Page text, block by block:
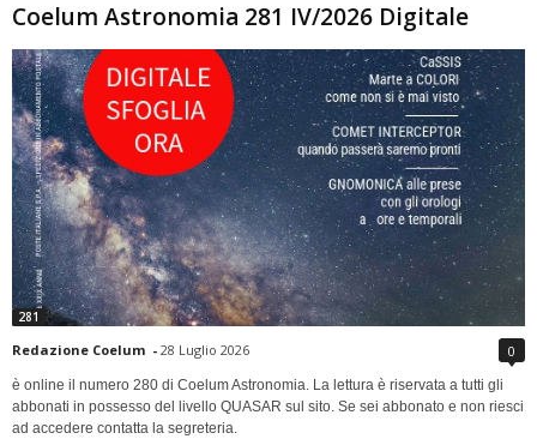
Coelum Astronomia 281 IV/2026 Digitale
281
Redazione Coelum - 28 Luglio 2026 0
è online il numero 280 di Coelum Astronomia. La lettura è riservata a tutti gli
abbonati in possesso del livello QUASAR sul sito. Se sei abbonato e non riesci
ad accedere contatta la segreteria.